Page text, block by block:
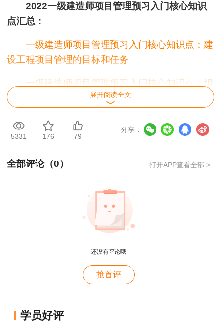
2022一级建造师项目管理预习入门核心知识
点汇总：
一级建造师项目管理预习入门核心知识点：建
设工程项目管理的目标和任务
一级建造师项目管理预习入门核心知识点：组
织论和组织工具及其在项目管理中的应用
一级建造师项目管理预习入门核心知识点：施
工任务委托的模式
一级建造师项目管理预习入门核心知识点：施
一级建造师项目管理预习入门核心知识点：施
工组织设计的编制方法
一级建造师项目管理预习入门核心知识点：项
目目标动态控制的方法及其应用
一级建造师项目管理预习入门核心知识点：成
一级建造师项目管理预习入门核心知识点：项
展开阅读全文
5331 176 79
分享：
全部评论（0） 打开APP查看全部 >
还没有评论哦
抢首评
学员好评
老师讲的深入浅出，风趣幽默。编的记忆口诀也很助
用户zh****86